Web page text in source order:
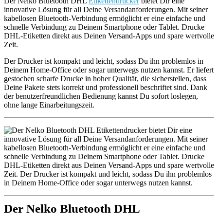
innovative Lösung für all Deine Versandanforderungen. Mit seiner
kabellosen Bluetooth-Verbindung ermöglicht er eine einfache und
schnelle Verbindung zu Deinem Smartphone oder Tablet. Drucke
DHL-Etiketten direkt aus Deinen Versand-Apps und spare wertvolle
Zeit.
Der Drucker ist kompakt und leicht, sodass Du ihn problemlos in
Deinem Home-Office oder sogar unterwegs nutzen kannst. Er liefert
gestochen scharfe Drucke in hoher Qualität, die sicherstellen, dass
Deine Pakete stets korrekt und professionell beschriftet sind. Dank
der benutzerfreundlichen Bedienung kannst Du sofort loslegen,
ohne lange Einarbeitungszeit.
Der Nelko Bluetooth DHL